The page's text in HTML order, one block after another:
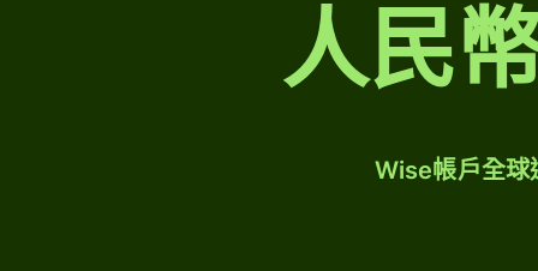
人民
Wise帳戶全球